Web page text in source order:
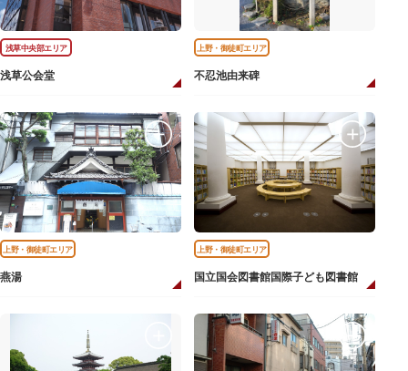
浅草中央部エリア
浅草公会堂
上野・御徒町エリア
不忍池由来碑
上野・御徒町エリア
燕湯
上野・御徒町エリア
国立国会図書館国際子ども図書館